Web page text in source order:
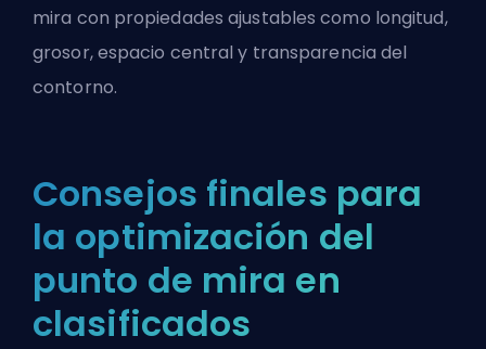
mira con propiedades ajustables como longitud,
grosor, espacio central y transparencia del
contorno.
Consejos finales para
la optimización del
punto de mira en
clasificados